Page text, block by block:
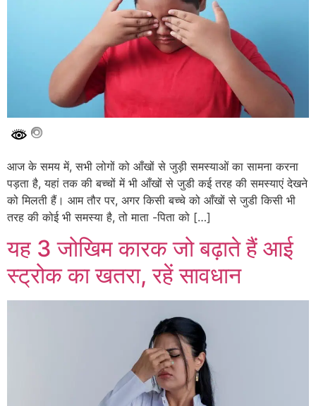
आज के समय में, सभी लोगों को आँखों से जुड़ी समस्याओं का सामना करना
पड़ता है, यहां तक की बच्चों में भी आँखों से जुडी कई तरह की समस्याएं देखने
को मिलती हैं। आम तौर पर, अगर किसी बच्चे को आँखों से जुडी किसी भी
तरह की कोई भी समस्या है, तो माता -पिता को […]
यह 3 जोखिम कारक जो बढ़ाते हैं आई
स्ट्रोक का खतरा, रहें सावधान